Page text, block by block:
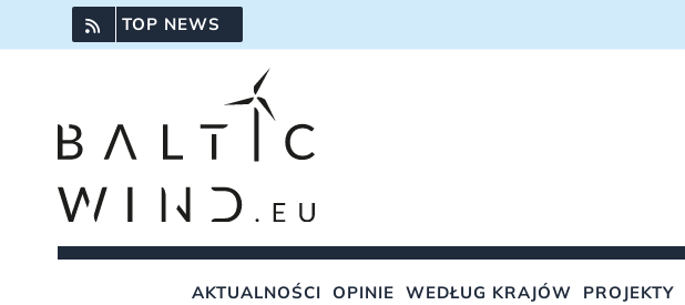
do
TOP NEWS
AKTUALNOŚCI OPINIE WEDŁUG KRAJÓW PROJEKTY